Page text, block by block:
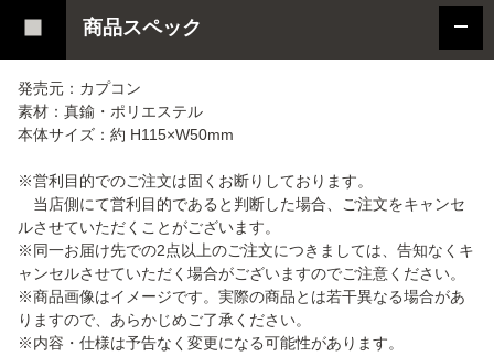
商品スペック
発売元：カプコン
素材：真鍮・ポリエステル
本体サイズ：約 H115×W50mm
※営利目的でのご注文は固くお断りしております。
当店側にて営利目的であると判断した場合、ご注文をキャンセ
ルさせていただくことがございます。
※同一お届け先での2点以上のご注文につきましては、告知なくキ
ャンセルさせていただく場合がございますのでご注意ください。
※商品画像はイメージです。実際の商品とは若干異なる場合があ
りますので、あらかじめご了承ください。
※内容・仕様は予告なく変更になる可能性があります。